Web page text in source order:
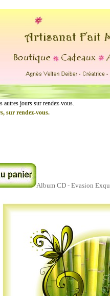
les autres jours sur rendez-vous.
sur rendez-vous.
Album CD - Evasion